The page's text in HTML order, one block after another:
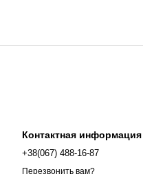
Контактная информация
+38(067) 488-16-87
Перезвонить вам?